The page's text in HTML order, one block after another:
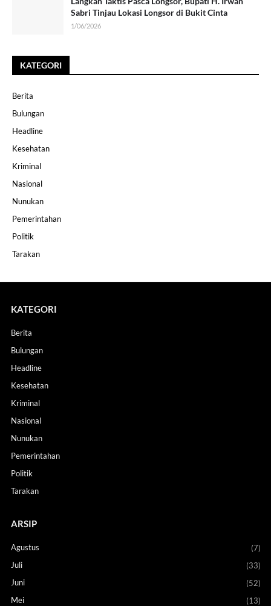
Sabri Tinjau Lokasi Longsor di Bukit Cinta
1/06/2026
KATEGORI
Berita
Bulungan
Headline
Kesehatan
Kriminal
Nasional
Nunukan
Pemerintahan
Politik
Tarakan
KATEGORI
Berita
Bulungan
Headline
Kesehatan
Kriminal
Nasional
Nunukan
Pemerintahan
Politik
Tarakan
ARSIP
Agustus
(7)
Juli
(33)
Juni
(52)
Mei
(13)